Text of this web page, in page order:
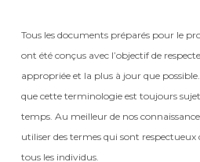
Tous les documents préparés pour le
ont été conçus avec l’objectif de
appropriée et la plus à jour que
que cette terminologie est toujours
temps. Au meilleur de nos
utiliser des termes qui sont respectueux
tous les individus.